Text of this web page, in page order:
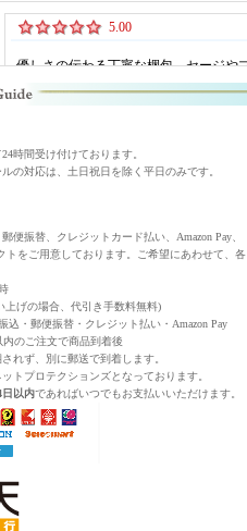
時間受け付けております。
の対応は、土日祝日を除く平日のみです。
便振替、クレジットカード払い、Amazon Pay、
トをご用意しております。ご希望にあわせて、各
げの場合、代引き手数料無料)
込・郵便振替・クレジット払い・Amazon Pay
のご注文で商品到着後
れず、別に郵送で到着します。
トプロテクションズとなっております。
日以内であればいつでもお支払いいただけます。